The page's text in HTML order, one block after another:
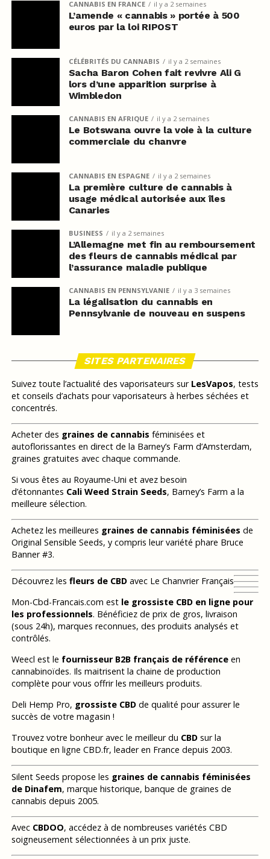
CANNABIS EN FRANCE il y a 2 semaines
L’amende « cannabis » portée à 500
euros par la loi RIPOST
CÉLÉBRITÉS DU CANNABIS il y a 2 semaines
Sacha Baron Cohen fait revivre Ali G
lors d’une apparition surprise à
Wimbledon
CANNABIS EN AFRIQUE il y a 2 semaines
Le Botswana ouvre la voie à la culture
commerciale du chanvre
CANNABIS EN ESPAGNE il y a 2 semaines
La première culture de cannabis à
usage médical autorisée aux îles
Canaries
BUSINESS il y a 2 semaines
L’Allemagne met fin au remboursement
des fleurs de cannabis médical par
l’assurance maladie publique
CANNABIS EN PENNSYLVANIE il y a 3 semaines
La légalisation du cannabis en
Pennsylvanie de nouveau en suspens
SITES PARTENAIRES
Suivez toute l’actualité des vaporisateurs sur LesVapos, tests
et conseils d’achats pour vaporisateurs à herbes séchées et
concentrés.
Acheter des graines de cannabis féminisées et
autoflorissantes en direct de la Barney’s Farm d’Amsterdam,
graines gratuites avec chaque commande.
Si vous êtes au Royaume-Uni et avez besoin
d’étonnantes Cali Weed Strain Seeds, Barney’s Farm a la
meilleure sélection.
Achetez les meilleures graines de cannabis féminisées de
Original Sensible Seeds, y compris leur variété phare Bruce
Banner #3.
Découvrez les fleurs de CBDavec Le Chanvrier Français
Mon-Cbd-Francais.com est le grossiste CBD en ligne pour
les professionnels. Bénéficiez de prix de gros, livraison
(sous 24h), marques reconnues, des produits analysés et
contrôlés.
Weecl est le fournisseur B2B français de référenceen
cannabinoïdes. Ils maitrisent la chaine de production
complète pour vous offrir les meilleurs produits.
Deli Hemp Pro, grossiste CBDde qualité pour assurer le
succès de votre magasin !
Trouvez votre bonheur avec le meilleur du CBDsur la
boutique en ligne CBD.fr, leader en France depuis 2003.
Silent Seeds propose les graines de cannabis féminisées
de Dinafem, marque historique, banque de graines de
cannabis depuis 2005.
Avec CBDOO, accédez à de nombreuses variétés CBD
soigneusement sélectionnées à un prix juste.